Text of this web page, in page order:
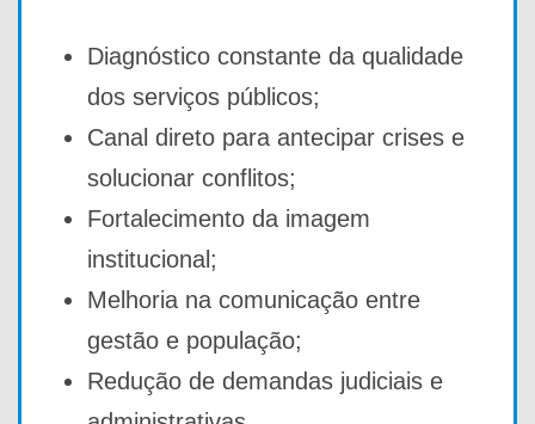
Diagnóstico constante da qualidade
dos serviços públicos;
Canal direto para antecipar crises e
solucionar conflitos;
Fortalecimento da imagem
institucional;
Melhoria na comunicação entre
gestão e população;
Redução de demandas judiciais e